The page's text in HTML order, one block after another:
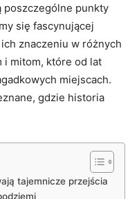
poszczególne punkty
się fascynującej
znaczeniu w różnych
i mitom, które od lat
miejscach.
gdzie historia
tajemnicze przejścia